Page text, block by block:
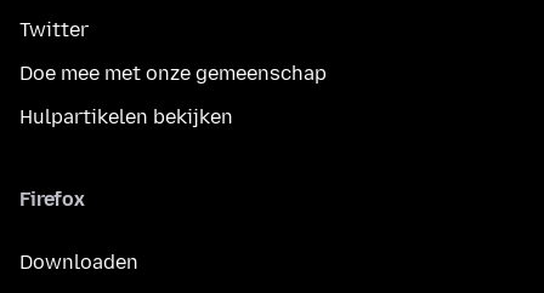
Twitter
Doe mee met onze gemeenschap
Hulpartikelen bekijken
Firefox
Downloaden